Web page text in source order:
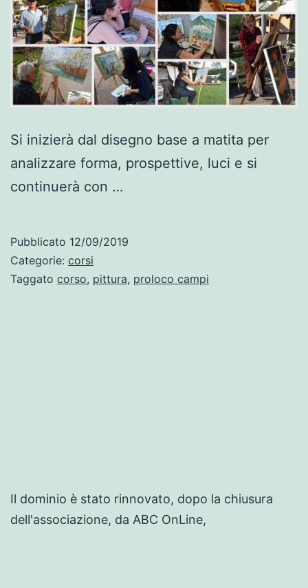
Si inizierà dal disegno base a matita per
analizzare forma, prospettive, luci e si
continuerà con …
Pubblicato 12/09/2019
Categorie: corsi
Taggato corso, pittura, proloco campi
Il dominio è stato rinnovato, dopo la chiusura
dell'associazione, da ABC OnLine,